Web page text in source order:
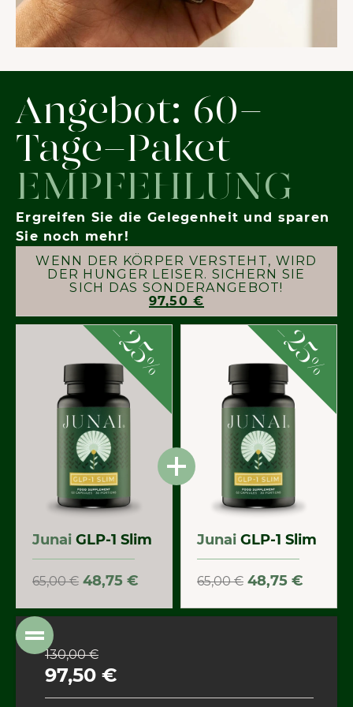
Angebot: 60-
Tage-Paket
EMPFEHLUNG
Ergreifen Sie die Gelegenheit und sparen
Sie noch mehr!
WENN DER KÖRPER VERSTEHT, WIRD
DER HUNGER LEISER. SICHERN SIE
SICH DAS SONDERANGEBOT!
97,50 €
-
25
%
Junai GLP-1 Slim
65,00 € 48,75 €
-
25
%
Junai GLP-1 Slim
65,00 € 48,75 €
130,00 €
97,50 €